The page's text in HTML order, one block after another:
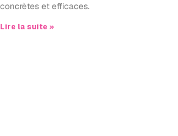
concrètes et efficaces.
Lire la suite »